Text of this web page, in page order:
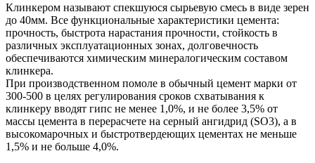
Клинкером называют спекшуюся сырьевую смесь в виде зерен
до 40мм. Все функциональные характеристики цемента:
прочность, быстрота нарастания прочности, стойкость в
различных эксплуатационных зонах, долговечность
обеспечиваются химическим минералогическим составом
клинкера.
При производственном помоле в обычный цемент марки от
300-500 в целях регулирования сроков схватывания к
клинкеру вводят гипс не менее 1,0%, и не более 3,5% от
массы цемента в перерасчете на серный ангидрид (SO3), а в
высокомарочных и быстротвердеющих цементах не меньше
1,5% и не больше 4,0%.